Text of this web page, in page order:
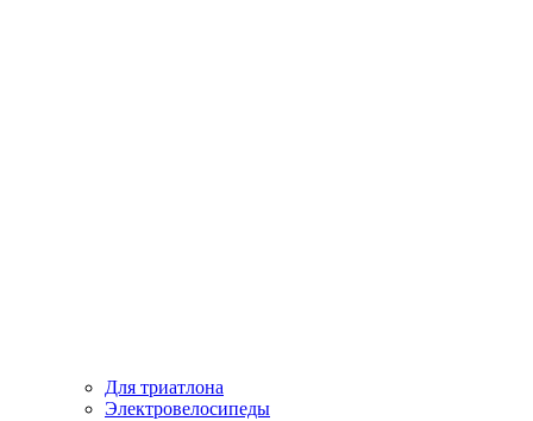
Для триатлона
Электровелосипеды